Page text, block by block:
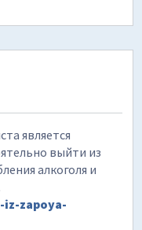
является
выйти из
алкоголя и
zapoya-